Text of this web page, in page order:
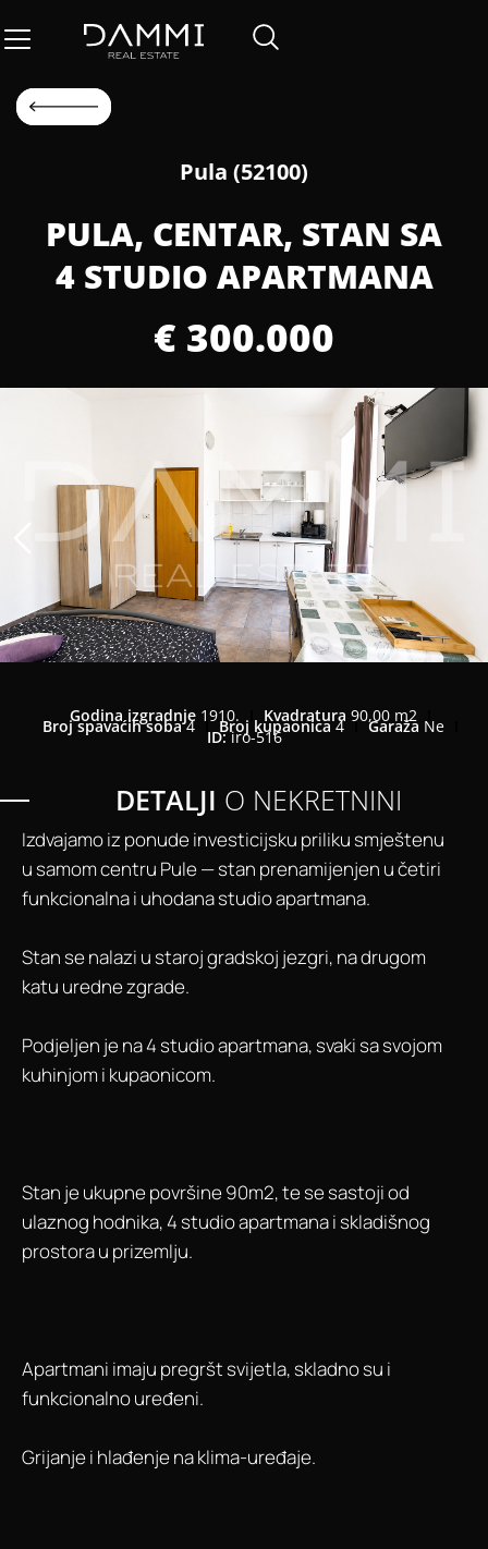
Pula (52100)
PULA, CENTAR, STAN SA
4 STUDIO APARTMANA
€ 300.000
Godina izgradnje 1910. Kvadratura 90,00 m2
Broj spavaćih soba4 Broj kupaonica4 Garaža Ne
ID:iro-516
DETALJI O NEKRETNINI
Izdvajamo iz ponude investicijsku priliku smještenu
u samom centru Pule — stan prenamijenjen u četiri
funkcionalna i uhodana studio apartmana.
Stan se nalazi u staroj gradskoj jezgri, na drugom
katu uredne zgrade.
Podjeljen je na 4 studio apartmana, svaki sa svojom
kuhinjom i kupaonicom.
Stan je ukupne površine 90m2, te se sastoji od
ulaznog hodnika, 4 studio apartmana i skladišnog
prostora u prizemlju.
Apartmani imaju pregršt svijetla, skladno su i
funkcionalno uređeni.
Grijanje i hlađenje na klima-uređaje.